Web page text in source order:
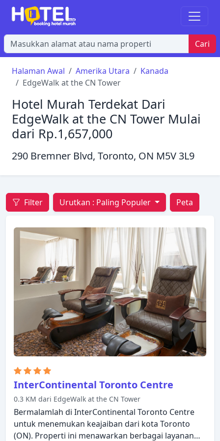
Cari
Halaman Awal Amerika Utara
Kanada
EdgeWalk at the CN Tower
Hotel Murah Terdekat Dari
EdgeWalk at the CN Tower Mulai
dari Rp.1,657,000
290 Bremner Blvd, Toronto, ON M5V 3L9
Filter Urutkan : Paling Populer Peta
InterContinental Toronto Centre
0.3 KM dari EdgeWalk at the CN Tower
Bermalamlah di InterContinental Toronto Centre
untuk menemukan keajaiban dari kota Toronto
(ON). Properti ini menawarkan berbagai layanan